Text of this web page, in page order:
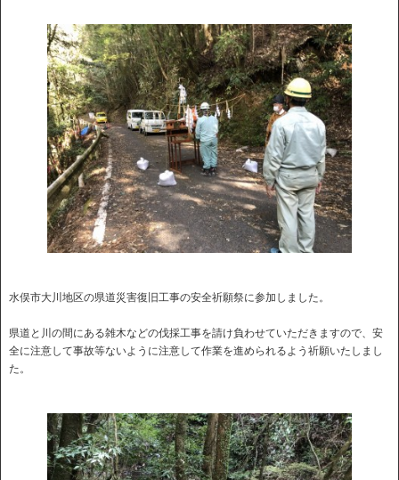
水俣市大川地区の県道災害復旧工事の安全祈願祭に参加しました。
県道と川の間にある雑木などの伐採工事を請け負わせていただきますので、安
全に注意して事故等ないように注意して作業を進められるよう祈願いたしまし
た。